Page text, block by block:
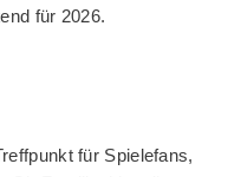
für 2026.
für Spielefans,